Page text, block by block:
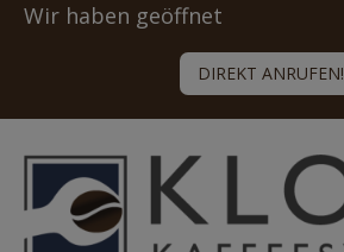
Wir haben geöffnet
DIREKT ANRUFEN!